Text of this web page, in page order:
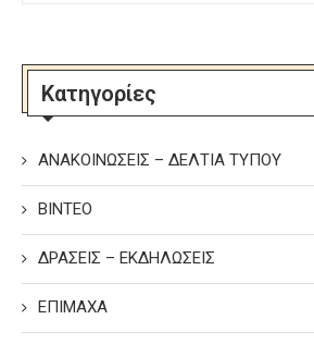
Κατηγορίες
ΑΝΑΚΟΙΝΩΣΕΙΣ – ΔΕΛΤΙΑ ΤΥΠΟΥ
ΒΙΝΤΕΟ
ΔΡΑΣΕΙΣ – ΕΚΔΗΛΩΣΕΙΣ
ΕΠΙΜΑΧΑ